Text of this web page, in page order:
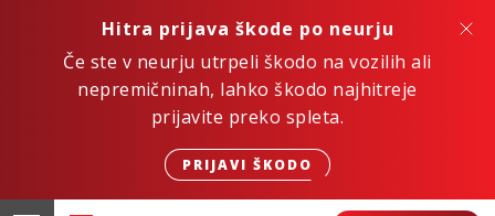
Hitra prijava škode po neurju
Če ste v neurju utrpeli škodo na vozilih ali
nepremičninah, lahko škodo najhitreje
prijavite preko spleta.
PRIJAVI ŠKODO